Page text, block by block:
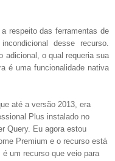
respeito das ferramentas de
desse recurso.
adicional, o qual requeria sua
é uma funcionalidade nativa
até a versão 2013, era
Plus instalado no
Query. Eu agora estou
Premium e o recurso está
um recurso que veio para